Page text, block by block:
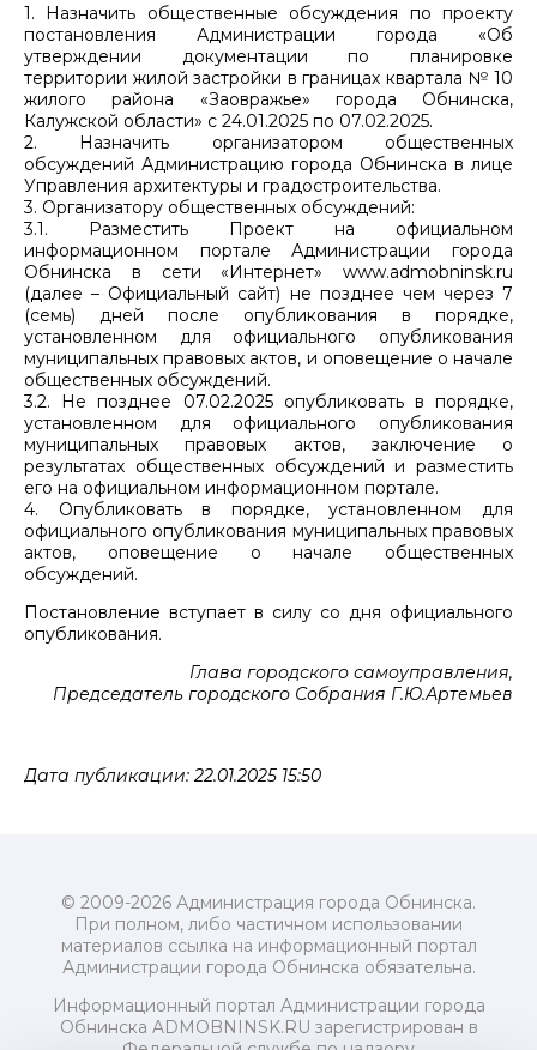
1. Назначить общественные обсуждения по проекту
постановления Администрации города «Об
утверждении документации по планировке
территории жилой застройки в границах квартала № 10
жилого района «Заовражье» города Обнинска,
Калужской области» с 24.01.2025 по 07.02.2025.
2. Назначить организатором общественных
обсуждений Администрацию города Обнинска в лице
Управления архитектуры и градостроительства.
3. Организатору общественных обсуждений:
3.1. Разместить Проект на официальном
информационном портале Администрации города
Обнинска в сети «Интернет» www.admobninsk.ru
(далее – Официальный сайт) не позднее чем через 7
(семь) дней после опубликования в порядке,
установленном для официального опубликования
муниципальных правовых актов, и оповещение о начале
общественных обсуждений.
3.2. Не позднее 07.02.2025 опубликовать в порядке,
установленном для официального опубликования
муниципальных правовых актов, заключение о
результатах общественных обсуждений и разместить
его на официальном информационном портале.
4. Опубликовать в порядке, установленном для
официального опубликования муниципальных правовых
актов, оповещение о начале общественных
обсуждений.
Постановление вступает в силу со дня официального
опубликования.
Глава городского самоуправления,
Председатель городского Собрания Г.Ю.Артемьев
Дата публикации: 22.01.2025 15:50
© 2009-2026 Администрация города Обнинска.
При полном, либо частичном использовании
материалов ссылка на информационный портал
Администрации города Обнинска обязательна.
Информационный портал Администрации города
Обнинска ADMOBNINSK.RU зарегистрирован в